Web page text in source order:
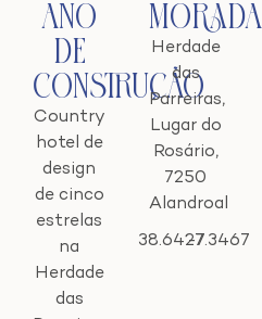
Ano
de
Construção
Country
hotel de
design
de cinco
estrelas
na
Herdade
das
Morada
Herdade
das
Parreiras,
Lugar do
Rosário,
7250
Alandroal
38.6427-7.3467